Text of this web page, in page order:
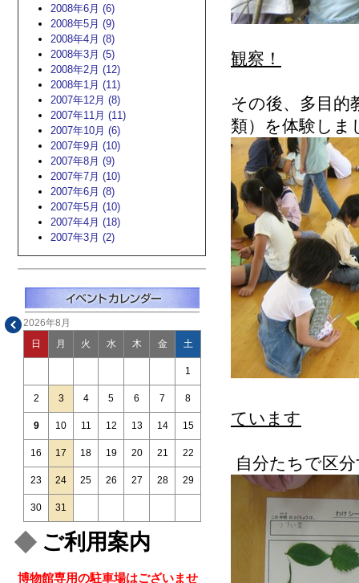
2008年6月 (6)
2008年5月 (9)
2008年4月 (8)
2008年3月 (5)
2008年2月 (12)
2008年1月 (11)
2007年12月 (8)
2007年11月 (11)
2007年10月 (6)
2007年9月 (10)
2007年8月 (9)
2007年7月 (10)
2007年6月 (8)
2007年5月 (10)
2007年4月 (18)
2007年3月 (2)
2026年8月
日 月 火 水 木 金 土
1
2 3 4 5 6 7 8
9 10 11 12 13 14 15
16 17 18 19 20 21 22
23 24 25 26 27 28 29
30 31
ご利用案内
博物館専用の駐車場はございませ
観察！
その後、多目的
類）を体験しま
ています
自分たちで区